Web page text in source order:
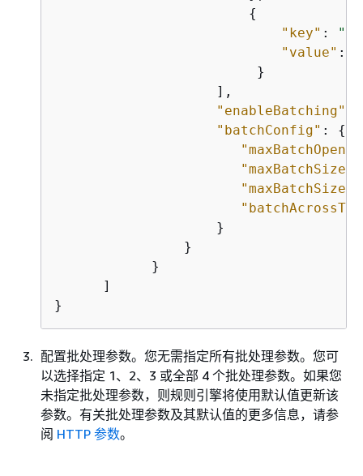
{
"key" :
"value" :
                         }
                    ],
"enableBatching"
"batchConfig" : {
"maxBatchSize"
                    }
                }
            }
      ]
}
配置批处理参数。您无需指定所有批处理参数。您可
以选择指定 1、2、3 或全部 4 个批处理参数。如果您
未指定批处理参数，则规则引擎将使用默认值更新该
参数。有关批处理参数及其默认值的更多信息，请参
阅 HTTP 参数。